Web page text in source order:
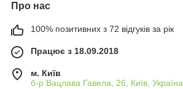
Про нас
100% позитивних з 72 відгуків за рік
Працює з 18.09.2018
м. Київ
б-р Вацлава Гавела, 26, Київ, Україна